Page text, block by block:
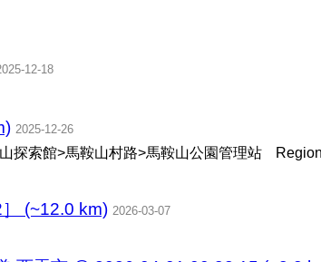
12-18
2025-12-26
探索館>馬鞍山村路>馬鞍山公園管理站
(~12.0 km) 2026-03-07